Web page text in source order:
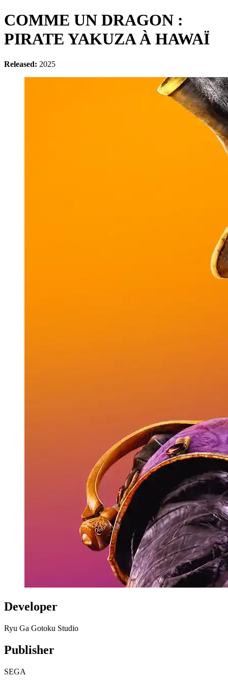
COMME UN DRAGON :
PIRATE YAKUZA À HAWAÏ
Released: 2025
Developer
Ryu Ga Gotoku Studio
Publisher
SEGA